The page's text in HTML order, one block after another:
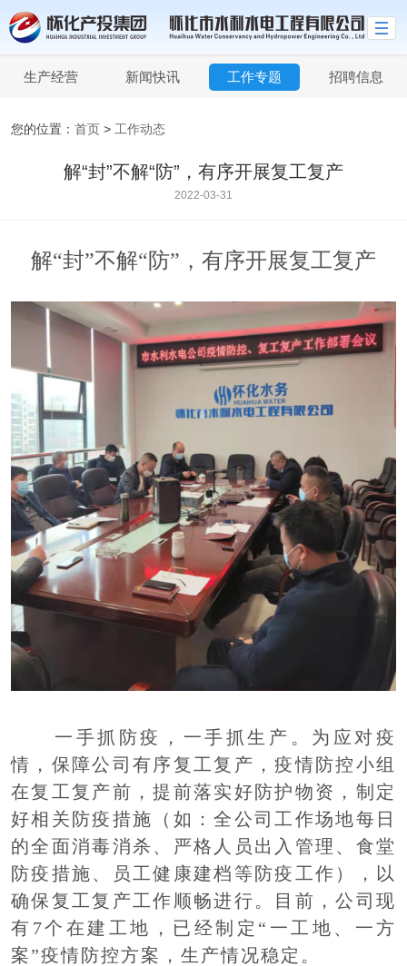
生产经营 新闻快讯 工作专题 招聘信息
您的位置： 首页 > 工作动态
解“封”不解“防”，有序开展复工复产
2022-03-31
解“封”不解“防”，有序开展复工复产
一手抓防疫，一手抓生产。为应对疫
情，保障公司有序复工复产，疫情防控小组
在复工复产前，提前落实好防护物资，制定
好相关防疫措施（如：全公司工作场地每日
的全面消毒消杀、严格人员出入管理、食堂
防疫措施、员工健康建档等防疫工作），以
确保复工复产工作顺畅进行。目前，公司现
有 7个在建工地，已经制定 “一工地、一方
案”疫情防控方案， 生产情况稳定。